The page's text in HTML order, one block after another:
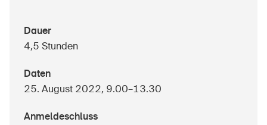
Über die BFU
Medien
Politik
Sinus Plus
Kampagnen
Dauer
4,5 Stunden
Daten
25. August 2022, 9.00–13.30
Anmeldeschluss